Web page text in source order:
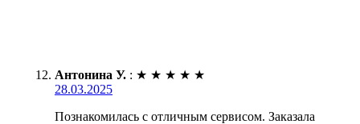
Антонина У. : ★ ★ ★ ★ ★
28.03.2025
Познакомилась с отличным сервисом. Заказала